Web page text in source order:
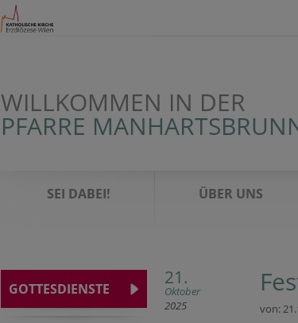
WILLKOMMEN IN DER
PFARRE
SEI DABEI! ÜBER UNS
GOTTESDIENSTE
21.
Oktober
2025
von: